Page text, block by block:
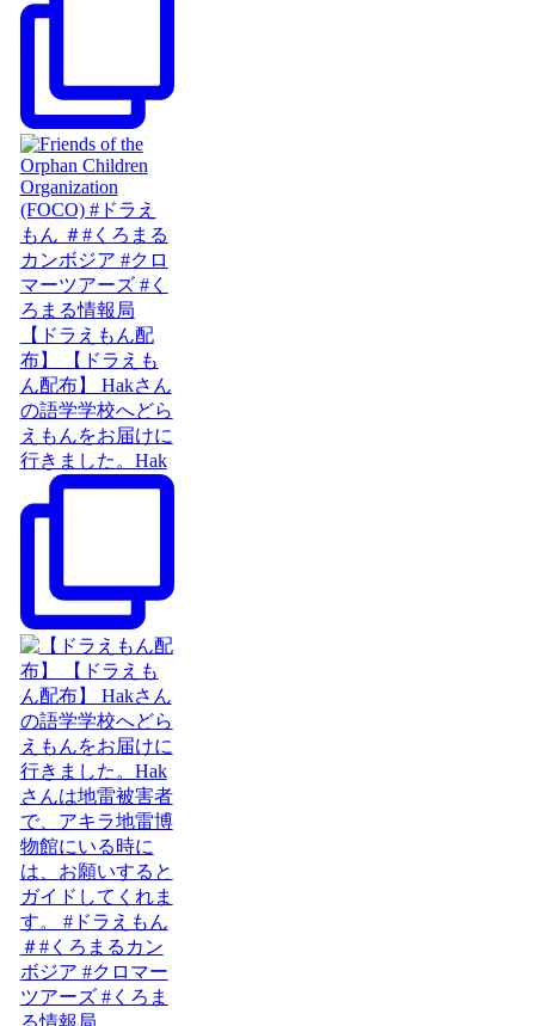
【ドラえもん配
布】 【ドラえも
ん配布】 Hakさん
の語学学校へどら
えもんをお届けに
行きました。Hak